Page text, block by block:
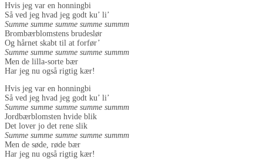
Hvis jeg var en honningbi
Så ved jeg hvad jeg godt ku’ li’
Summe summe summe summe summm
Brombærblomstens brudeslør
Og hårnet skabt til at forfør’
Summe summe summe summe summm
Men de lilla-sorte bær
Har jeg nu også rigtig kær!
Hvis jeg var en honningbi
Så ved jeg hvad jeg godt ku’ li’
Summe summe summe summe summm
Jordbærblomsten hvide blik
Det lover jo det rene slik
Summe summe summe summe summm
Men de søde, røde bær
Har jeg nu også rigtig kær!